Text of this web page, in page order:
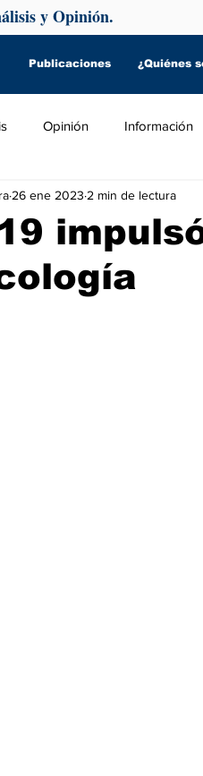
Publicaciones ¿Quiénes
y Opinión.
Opinión Información
26 ene 2023 2 min de lectura